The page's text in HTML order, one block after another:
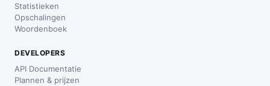
Statistieken
Opschalingen
Woordenboek
DEVELOPERS
API Documentatie
Plannen & prijzen